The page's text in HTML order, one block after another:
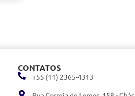
+55 (11) 2365-4313
CONTATOS